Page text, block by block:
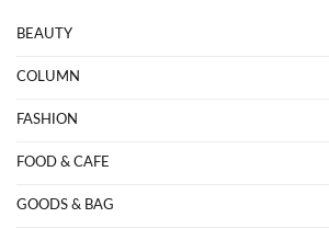
BEAUTY
COLUMN
FASHION
FOOD & CAFE
GOODS & BAG